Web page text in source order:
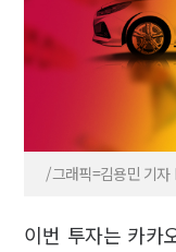
/그래픽=김용민 기
이번 투자는 카카